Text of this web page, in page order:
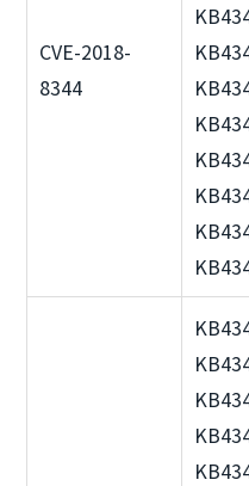
CVE-2018-
8344